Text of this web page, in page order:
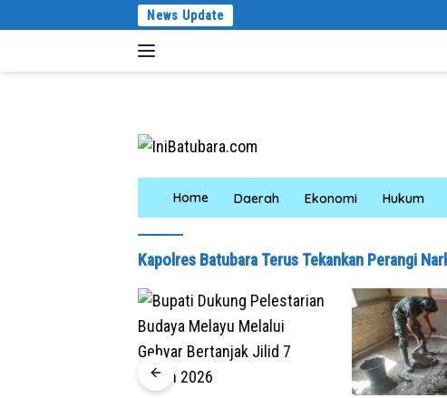
News Update
Home Daerah Ekonomi Hukum
Kapolres Batubara Terus Tekankan Perangi